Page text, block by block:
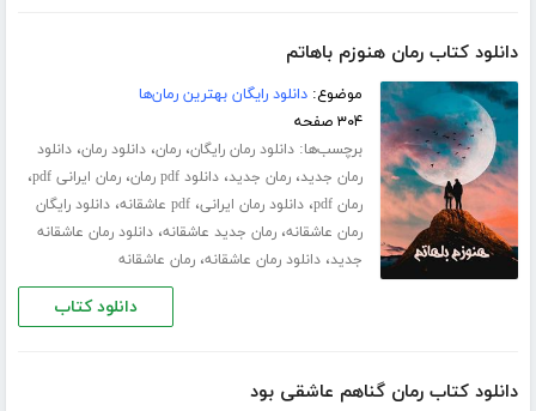
دانلود کتاب رمان هنوزم باهاتم
موضوع:دانلود رایگان بهترین رمان‌ها
۳۰۴ صفحه
برچسب‌ها:دانلود رمان رایگان،رمان،دانلود رمان،دانلود
رمان جدید،رمان جدید،دانلود pdf رمان ،رمان ایرانی pdf ،
رمان pdf ،دانلود رمان ایرانی،pdf عاشقانه ،دانلود رایگان
رمان عاشقانه،رمان جدید عاشقانه،دانلود رمان عاشقانه
جدید،دانلود رمان عاشقانه،رمان عاشقانه
دانلود کتاب
دانلود کتاب رمان گناهم عاشقی بود